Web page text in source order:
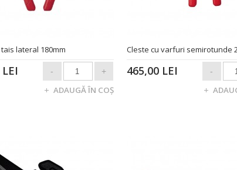
lateral 180mm Cleste cu varfuri semirotunde
465,00 LEI